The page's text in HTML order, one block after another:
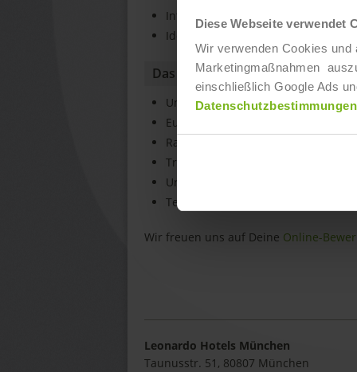
Diese Webseite verwendet
Wir verwenden Cookies
Marketingmaßnahmen
einschließlich Google Ads
Datenschutzbestimmungen
Interesse und Talent für
Idealerweise erste Erfahrung in
Das bieten wir Dir
Unterstützung bei der
Europaweite Mitarbeiter-App
Rabatte auf Übernachtungen und
Trainings- und
Urlaubs- & Weihnachtsgeld -
Team Events
Wir freuen uns auf Deine Online-
Leonardo Hotels München
Taunusstr. 51, 80807 München